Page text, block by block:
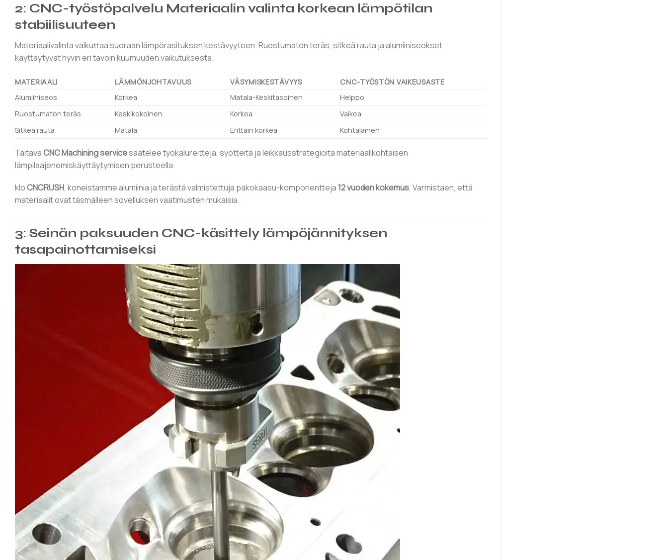
2: CNC-työstöpalvelu Materiaalin valinta korkean lämpötilan
stabiilisuuteen
Materiaalivalinta vaikuttaa suoraan lämpörasituksen kestävyyteen. Ruostumaton teräs, sitkeä rauta ja alumiiniseokset
käyttäytyvät hyvin eri tavoin kuumuuden vaikutuksesta.
MATERIAALI LÄMMÖNJOHTAVUUS VÄSYMISKESTÄVYYS
CNC-TYÖSTÖN VAIKEUSASTE
Alumiiniseos
Korkea Matala-Keskitasoinen
Helppo
Ruostumaton teräs
Keskikokoinen Korkea
Vaikea
Sitkeä rauta
Matala Erittäin korkea Kohtalainen
TaitavaCNC Machining servicesäätelee työkalureittejä, syötteitä ja leikkausstrategioita materiaalikohtaisen
lämpilaajenemiskäyttäytymisen perusteella.
kloCNCRUSH, koneistamme alumiinia ja terästä valmistettuja pakokaasu-komponentteja12 vuoden kokemus, Varmistaen, että
materiaalit ovat täsmälleen sovelluksen vaatimusten mukaisia.
3: Seinän paksuuden CNC-käsittely lämpöjännityksen
tasapainottamiseksi